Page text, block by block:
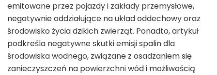
emitowane przez pojazdy i zakłady przemysłowe,
negatywnie oddziałujące na układ oddechowy oraz
środowisko życia dzikich zwierząt. Ponadto, artykuł
podkreśla negatywne skutki emisji spalin dla
środowiska wodnego, związane z osadzaniem się
zanieczyszczeń na powierzchni wód i możliwością